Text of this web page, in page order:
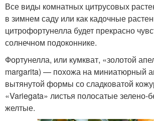
Все виды комнатных цитрусовых
в зимнем саду или как кадочные
цитрофортунелла будет прекрасно
солнечном подоконнике.
Фортунелла, или кумкват, «золотой
margarita) — похожа на миниатюрный
вытянутой формы со сладковатой
«Variegata» листья полосатые зелено-
желтые.